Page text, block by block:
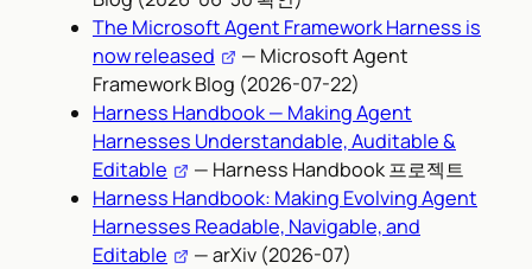
The Microsoft Agent Framework Harness is
now released
— Microsoft Agent
Framework Blog (2026-07-22)
Harness Handbook — Making Agent
Harnesses Understandable, Auditable &
Editable
— Harness Handbook 프로젝트
Harness Handbook: Making Evolving Agent
Harnesses Readable, Navigable, and
Editable
— arXiv (2026-07)